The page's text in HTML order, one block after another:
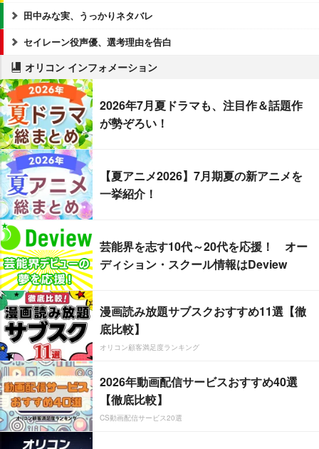
田中みな実、うっかりネタバレ
セイレーン役声優、選考理由を告白
オリコン インフォメーション
2026年7月夏ドラマも、注目作＆話題作
が勢ぞろい！
【夏アニメ2026】7月期夏の新アニメを
一挙紹介！
芸能界を志す10代～20代を応援！ オー
ディション・スクール情報はDeview
漫画読み放題サブスクおすすめ11選【徹
底比較】
オリコン顧客満足度ランキング
2026年動画配信サービスおすすめ40選
【徹底比較】
CS動画配信サービス20選